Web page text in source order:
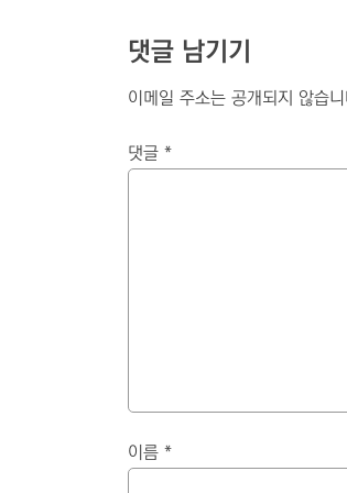
댓글 남기기
이메일 주소는 공개되지 않습
댓글 *
이름 *